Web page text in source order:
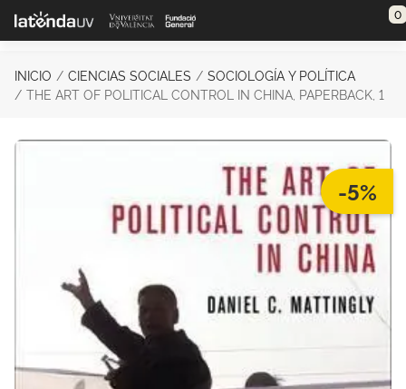
Saltar al contenido principal 0
INICIO CIENCIAS SOCIALES
SOCIOLOGÍA Y POLÍTICA
THE ART OF POLITICAL CONTROL IN CHINA, PAPERBACK, 1
-5%